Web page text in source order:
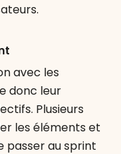
avec les
donc leur
Plusieurs
les éléments et
passer au sprint